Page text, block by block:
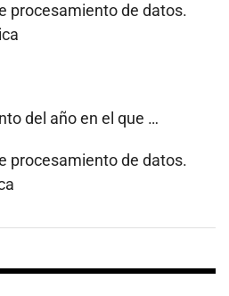
procesamiento de datos.
del año en el que …
procesamiento de datos.